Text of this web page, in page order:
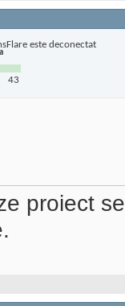
43
proiect